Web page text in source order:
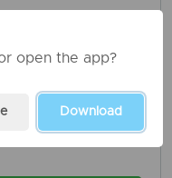
open the app?
Download